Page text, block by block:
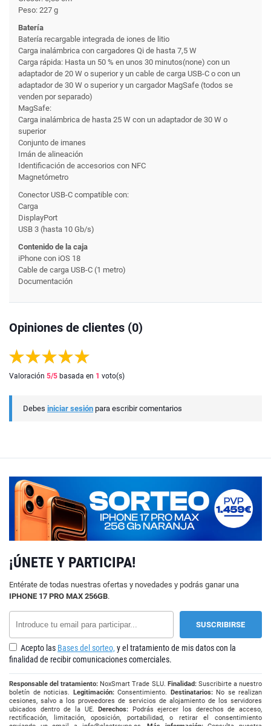
Peso: 227 g
Batería
Batería recargable integrada de iones de litio
Carga inalámbrica con cargadores Qi de hasta 7,5 W
Carga rápida: Hasta un 50 % en unos 30 minutos(none) con un
adaptador de 20 W o superior y un cable de carga USB-C o con un
adaptador de 30 W o superior y un cargador MagSafe (todos se
venden por separado)
MagSafe:
Carga inalámbrica de hasta 25 W con un adaptador de 30 W o
superior
Conjunto de imanes
Imán de alineación
Identificación de accesorios con NFC
Magnetómetro
Conector USB-C compatible con:
Carga
DisplayPort
USB 3 (hasta 10 Gb/s)
Contenido de la caja
iPhone con iOS 18
Cable de carga USB-C (1 metro)
Documentación
Opiniones de clientes (0)
Valoración 5/5 basada en 1 voto(s)
Debes iniciar sesión para escribir comentarios
¡ÚNETE Y PARTICIPA!
Entérate de todas nuestras ofertas y novedades y podrás ganar una
IPHONE 17 PRO MAX 256GB.
Acepto las Bases del sorteo, y el tratamiento de mis datos con la
finalidad de recibir comunicaciones comerciales.
Responsable del tratamiento: NoxSmart Trade SLU. Finalidad:Suscribirte a nuestro
boletín de noticias. Legitimación:Consentimiento. Destinatarios:No se realizan
cesiones, salvo a los proveedores de servicios de alojamiento de los servidores
ubicados dentro de la UE.Derechos: Podrás ejercer los derechos de acceso,
rectificación, limitación, oposición, portabilidad, o retirar el consentimiento